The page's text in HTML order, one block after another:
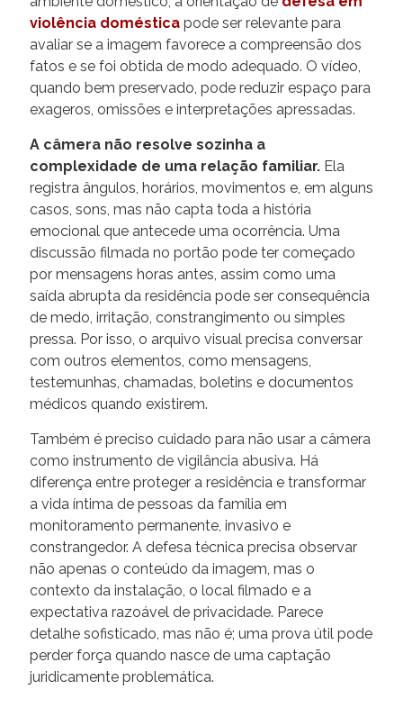
violência doméstica pode ser relevante para
avaliar se a imagem favorece a compreensão dos
fatos e se foi obtida de modo adequado. O vídeo,
quando bem preservado, pode reduzir espaço para
exageros, omissões e interpretações apressadas.
A câmera não resolve sozinha a
complexidade de uma relação familiar. Ela
registra ângulos, horários, movimentos e, em alguns
casos, sons, mas não capta toda a história
emocional que antecede uma ocorrência. Uma
discussão filmada no portão pode ter começado
por mensagens horas antes, assim como uma
saída abrupta da residência pode ser consequência
de medo, irritação, constrangimento ou simples
pressa. Por isso, o arquivo visual precisa conversar
com outros elementos, como mensagens,
testemunhas, chamadas, boletins e documentos
médicos quando existirem.
Também é preciso cuidado para não usar a câmera
como instrumento de vigilância abusiva. Há
diferença entre proteger a residência e transformar
a vida íntima de pessoas da família em
monitoramento permanente, invasivo e
constrangedor. A defesa técnica precisa observar
não apenas o conteúdo da imagem, mas o
contexto da instalação, o local filmado e a
expectativa razoável de privacidade. Parece
detalhe sofisticado, mas não é; uma prova útil pode
perder força quando nasce de uma captação
juridicamente problemática.